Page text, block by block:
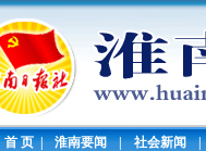
首 页 | 淮南要闻 | 社会新闻 |